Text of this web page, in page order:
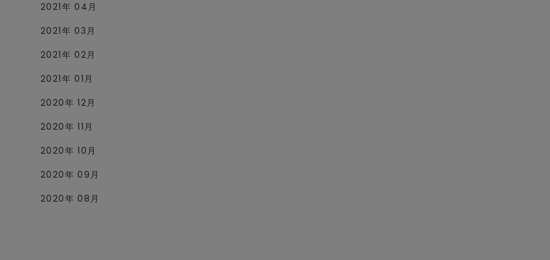
2021年 04月
2021年 03月
2021年 02月
2021年 01月
2020年 12月
2020年 11月
2020年 10月
2020年 09月
2020年 08月